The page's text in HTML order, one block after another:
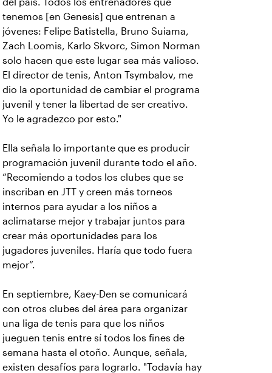
tenemos [en Genesis] que entrenan a
jóvenes: Felipe Batistella, Bruno Suiama,
Zach Loomis, Karlo Skvorc, Simon Norman
solo hacen que este lugar sea más valioso.
El director de tenis, Anton Tsymbalov, me
dio la oportunidad de cambiar el programa
juvenil y tener la libertad de ser creativo.
Yo le agradezco por esto."
Ella señala lo importante que es producir
programación juvenil durante todo el año.
“Recomiendo a todos los clubes que se
inscriban en JTT y creen más torneos
internos para ayudar a los niños a
aclimatarse mejor y trabajar juntos para
crear más oportunidades para los
jugadores juveniles. Haría que todo fuera
mejor”.
En septiembre, Kaey-Den se comunicará
con otros clubes del área para organizar
una liga de tenis para que los niños
jueguen tenis entre sí todos los fines de
semana hasta el otoño. Aunque, señala,
existen desafíos para lograrlo. "Todavía hay